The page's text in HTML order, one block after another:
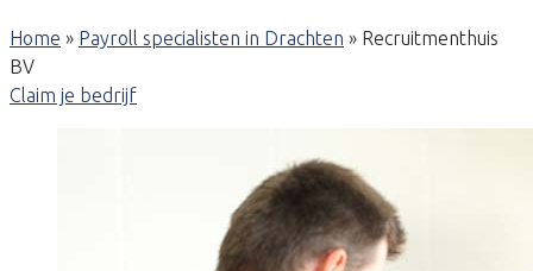
Home » Payroll specialisten in Drachten » Recruitmenthuis
BV
Claim je bedrijf